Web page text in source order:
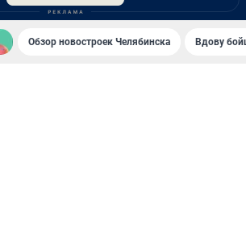
Обзор новостроек Челябинска Вдову